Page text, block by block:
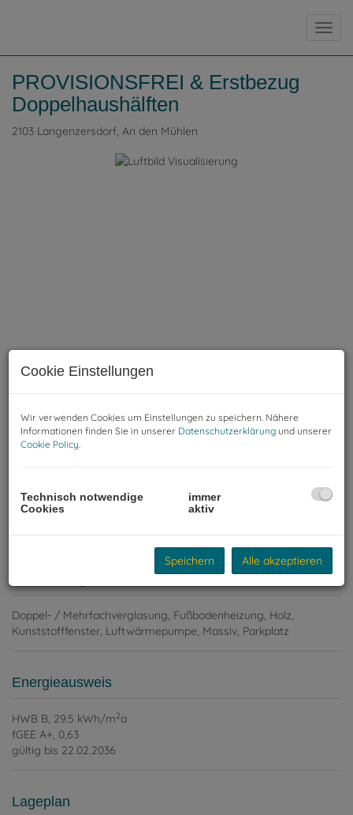
PROVISIONSFREI & Erstbezug
Doppelhaushälften
2103 Langenzersdorf, An den Mühlen
Luftbild Visualisierung
Doppel- / Mehrfachverglasung Fußbodenheizung Holz
Kunststofffenster Luftwärmepumpe Massiv Parkplatz
Energieausweis
HWB B, 29.5 kWh/m2a
fGEE A+, 0,63
gültig bis 22.02.2036
Lageplan
Cookie Einstellungen
Wir verwenden Cookies um Einstellungen zu speichern. Nähere
Informationen finden Sie in unserer Datenschutzerklärung und unserer
Cookie Policy
Technisch notwendige
Cookies
immer
aktiv
Speichern Alle akzeptieren